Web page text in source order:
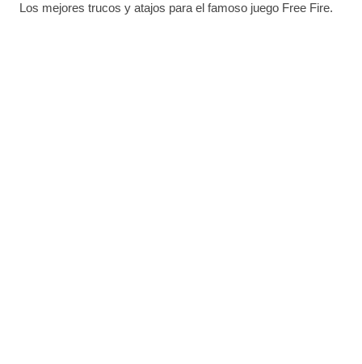
Los mejores trucos y atajos para el famoso juego Free Fire.